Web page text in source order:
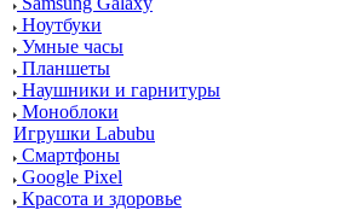
Ноутбуки
Умные часы
Планшеты
Наушники и гарнитуры
Моноблоки
Игрушки Labubu
Смартфоны
Google Pixel
Красота и здоровье